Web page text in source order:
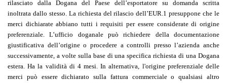
rilasciato dalla Dogana del Paese dell’esportatore su domanda scritta
inoltrata dallo stesso. La richiesta del rilascio dell’EUR.1 presuppone che le
merci dichiarate abbiano tutti i requisiti per essere considerate di origine
preferenziale. L’ufficio doganale può richiedere della documentazione
giustificativa dell’origine o procedere a controlli presso l’azienda anche
successivamente, a volte sulla base di una specifica richiesta di una Dogana
estera. Ha la validità di 4 mesi. In alternativa, l'origine preferenziale delle
merci può essere dichiarato sulla fattura commerciale o qualsiasi altro